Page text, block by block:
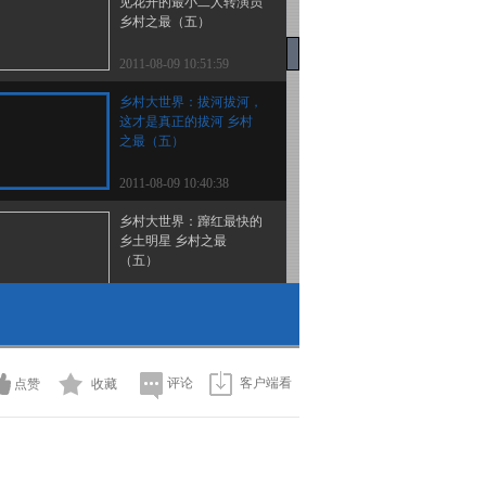
乡村之最（五）
2011-08-09 10:51:59
乡村大世界：拔河拔河，
这才是真正的拔河 乡村
之最（五）
2011-08-09 10:40:38
乡村大世界：蹿红最快的
乡土明星 乡村之最
（五）
最（五）
2011-08-09 10:32:54
点赞 收藏 评论 客户端看